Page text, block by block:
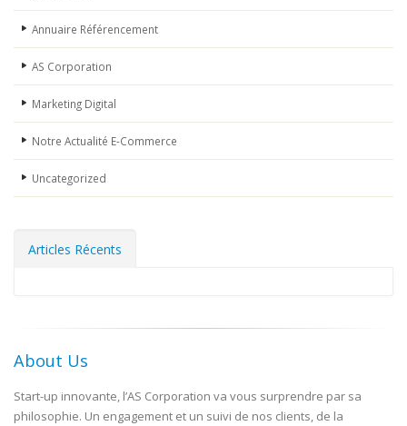
Annuaire Référencement
AS Corporation
Marketing Digital
Notre Actualité E-Commerce
Uncategorized
Articles Récents
About Us
Start-up innovante, l’AS Corporation va vous surprendre par sa
philosophie. Un engagement et un suivi de nos clients, de la